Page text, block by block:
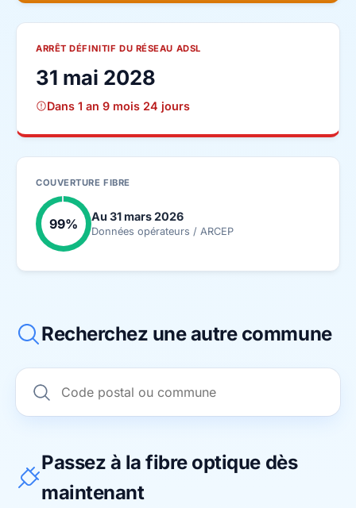
ARRÊT DÉFINITIF DU RÉSEAU ADSL
31 mai 2028
Dans 1 an 9 mois 24 jours
COUVERTURE FIBRE
99% Au 31 mars 2026
Données opérateurs / ARCEP
Recherchez une autre commune
Passez à la fibre optique dès
maintenant